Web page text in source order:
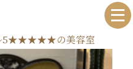
ル5★★★★★の美容室